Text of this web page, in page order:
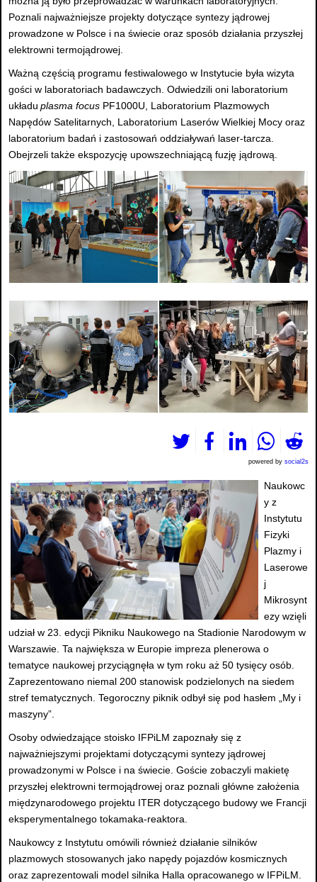
Poznali najważniejsze projekty dotyczące syntezy jądrowej
prowadzone w Polsce i na świecie oraz sposób działania przyszłej
elektrowni termojądrowej.
Ważną częścią programu festiwalowego w Instytucie była wizyta
gości w laboratoriach badawczych. Odwiedzili oni laboratorium
układu plasma focus PF1000U, Laboratorium Plazmowych
Napędów Satelitarnych, Laboratorium Laserów Wielkiej Mocy oraz
laboratorium badań i zastosowań oddziaływań laser-tarcza.
Obejrzeli także ekspozycję upowszechniającą fuzję jądrową.
powered by social2s
Naukowc
y z
Instytutu
Fizyki
Plazmy i
Laserowe
j
Mikrosynt
ezy wzięli
udział w 23. edycji Pikniku Naukowego na Stadionie Narodowym w
Warszawie. Ta największa w Europie impreza plenerowa o
tematyce naukowej przyciągnęła w tym roku aż 50 tysięcy osób.
Zaprezentowano niemal 200 stanowisk podzielonych na siedem
stref tematycznych. Tegoroczny piknik odbył się pod hasłem „My i
maszyny”.
Osoby odwiedzające stoisko IFPiLM zapoznały się z
najważniejszymi projektami dotyczącymi syntezy jądrowej
prowadzonymi w Polsce i na świecie. Goście zobaczyli makietę
przyszłej elektrowni termojądrowej oraz poznali główne założenia
międzynarodowego projektu ITER dotyczącego budowy we Francji
eksperymentalnego tokamaka-reaktora.
Naukowcy z Instytutu omówili również działanie silników
plazmowych stosowanych jako napędy pojazdów kosmicznych
oraz zaprezentowali model silnika Halla opracowanego w IFPiLM.